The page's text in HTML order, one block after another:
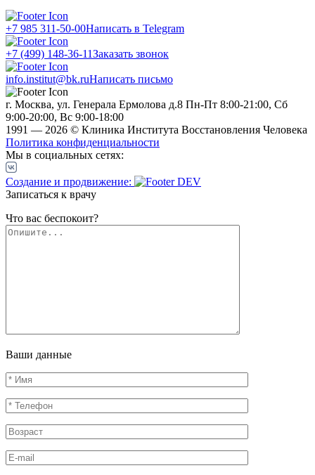
+7 985 311-50-00Написать в Telegram
+7 (499) 148-36-11Заказать звонок
info.institut@bk.ruНаписать письмо
г. Москва, ул. Генерала Ермолова д.8 Пн-Пт 8:00-21:00, Сб
9:00-20:00, Вс 9:00-18:00
1991 — 2026 © Клиника Института Восстановления Человека
Политика конфиденциальности
Мы в социальных сетях:
Создание и продвижение:
Записаться к врачу
Что вас беспокоит?
Ваши данные